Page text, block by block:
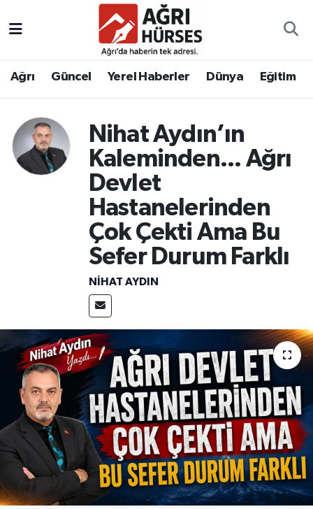
Ağrı Güncel Yerel Haberler Dünya Eğitim
Nihat Aydın’ın
Kaleminden... Ağrı
Devlet
Hastanelerinden
Çok Çekti Ama Bu
Sefer Durum Farklı
NIHAT AYDIN
Hava Durumu
Süper Lig Puan Durumu ve Fikstür
Tüm Manşetler
Son Dakika Haberleri
Haber Arşivi